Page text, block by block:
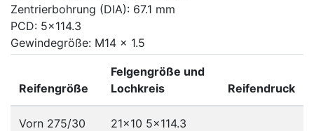
Zentrierbohrung (DIA): 67.1 mm
PCD: 5x114.3
Gewindegröße: M14 x 1.5
Reifengröße
Felgengröße und
Lochkreis
Reifendruck
Vorn 275/30
21x10 5x114.3